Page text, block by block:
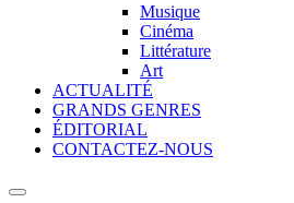
Musique
Cinéma
Littérature
Art
ACTUALITÉ
GRANDS GENRES
ÉDITORIAL
CONTACTEZ-NOUS